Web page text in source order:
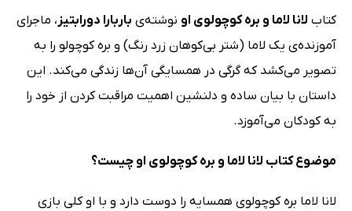
کتاب لانا لاما و بره کوچولوی او نوشته‌ی باربارا دورابتیز، ماجرای‌
آموزنده‌ی یک لاما (شتر بی‌کوهان زرد رنگ) و بره کوچولو را به
تصویر می‌کشد که گرگی در همسایگی آن‌ها زندگی می‌کند. این
داستان با بیان ساده و دلنشین اهمیت مراقبت کردن از خود را
به کودکان می‌آموزد.
موضوع کتاب لانا لاما و بره کوچولوی او چیست؟
لانا لاما بره کوچولوی همسایه را دوست دارد و با او کلی بازی